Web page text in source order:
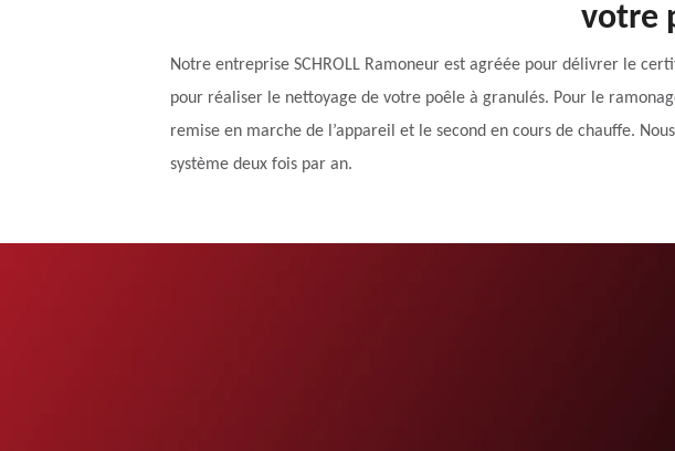
votre
Notre entreprise SCHROLL Ramoneur est agréée pour délivrer le
pour réaliser le nettoyage de votre poêle à granulés. Pour le
remise en marche de l’appareil et le second en cours de chauffe.
système deux fois par an.